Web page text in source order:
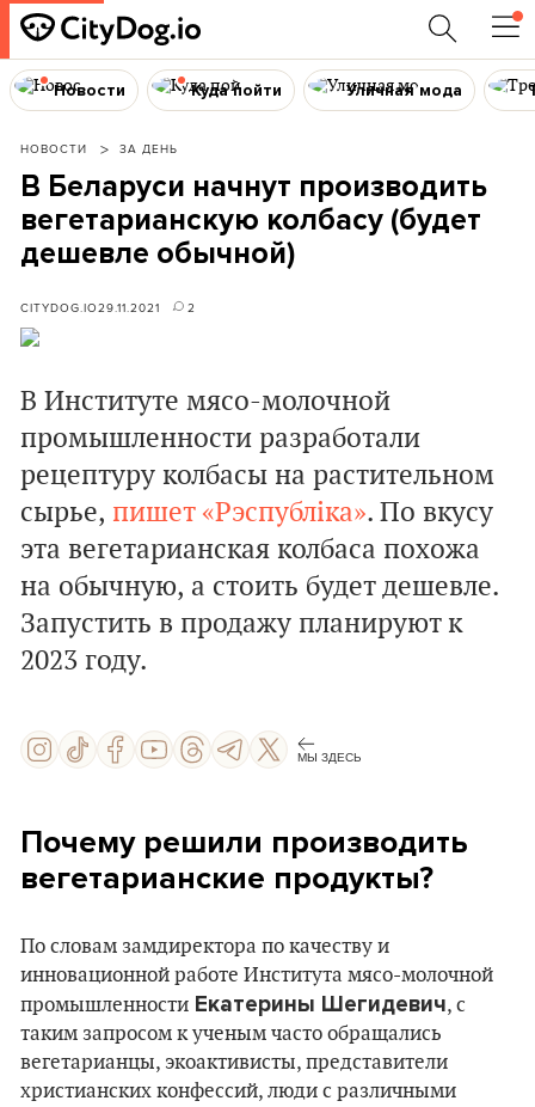
Новости Куда пойти Уличная мода
НОВОСТИ ЗА ДЕНЬ
В Беларуси начнут производить
вегетарианскую колбасу (будет
дешевле обычной)
CITYDOG.IO29.11.2021 2
В Институте мясо-молочной
промышленности разработали
рецептуру колбасы на растительном
сырье, пишет «Рэспубліка». По вкусу
эта вегетарианская колбаса похожа
на обычную, а стоить будет дешевле.
Запустить в продажу планируют к
2023 году.
МЫ ЗДЕСЬ
Почему решили производить
вегетарианские продукты?
По словам замдиректора по качеству и
инновационной работе Института мясо-молочной
промышленности Екатерины Шегидевич, с
таким запросом к ученым часто обращались
вегетарианцы, экоактивисты, представители
христианских конфессий, люди с различными